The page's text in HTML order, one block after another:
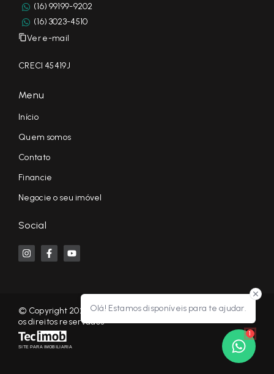
Olá! Estamos disponíveis para te ajudar.
1
(16) 99199-9202
(16) 3023-4510
Ver e-mail
CRECI 45419J
Menu
Início
Quem somos
Contato
Financie
Negocie o seu imóvel
Social
© Copyright 2026 - KF NEGÓCIOS IMOBILIÁRIOS RP - Todos
os direitos reservados
SITE PARA IMOBILIARIA